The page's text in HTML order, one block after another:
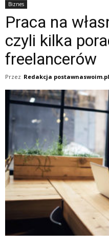
Biznes
Praca na
czyli kilka
freelancerów
Przez Redakcja postawnaswoim.pl